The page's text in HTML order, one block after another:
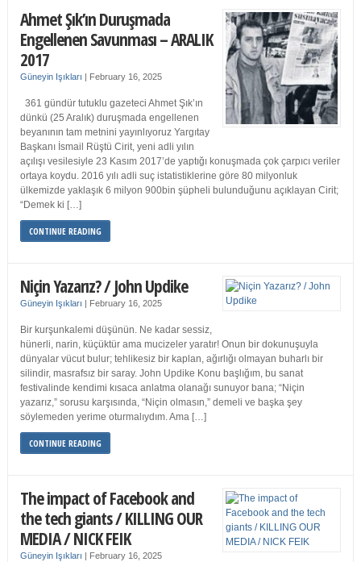
Ahmet Şık’ın Duruşmada
Engellenen Savunması – ARALIK
2017
Güneyin Işıkları | February 16, 2025
361 gündür tutuklu gazeteci Ahmet Şık’ın
dünkü (25 Aralık) duruşmada engellenen
beyanının tam metnini yayınlıyoruz Yargıtay
Başkanı İsmail Rüştü Cirit, yeni adli yılın
açılışı vesilesiyle 23 Kasım 2017’de yaptığı konuşmada çok çarpıcı veriler
ortaya koydu. 2016 yılı adli suç istatistiklerine göre 80 milyonluk
ülkemizde yaklaşık 6 milyon 900bin şüpheli bulunduğunu açıklayan Cirit;
“Demek ki […]
CONTINUE READING
Niçin Yazarız? / John Updike
Güneyin Işıkları | February 16, 2025
Bir kurşunkalemi düşünün. Ne kadar sessiz,
hünerli, narin, küçüktür ama mucizeler yaratır! Onun bir dokunuşuyla
dünyalar vücut bulur; tehlikesiz bir kaplan, ağırlığı olmayan buharlı bir
silindir, masrafsız bir saray. John Updike Konu başlığım, bu sanat
festivalinde kendimi kısaca anlatma olanağı sunuyor bana; “Niçin
yazarız,” sorusu karşısında, “Niçin olmasın,” demeli ve başka şey
söylemeden yerime oturmalıydım. Ama […]
CONTINUE READING
The impact of Facebook and
the tech giants / KILLING OUR
MEDIA / NICK FEIK
Güneyin Işıkları | February 16, 2025